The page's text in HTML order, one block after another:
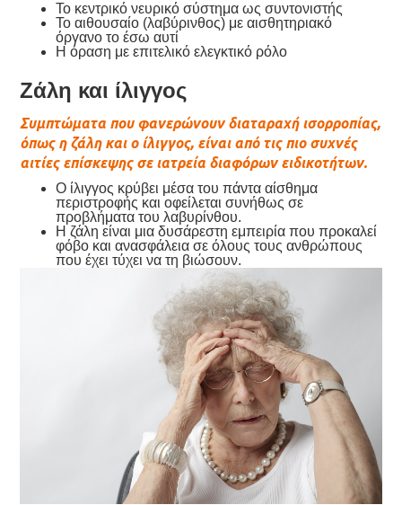
Το κεντρικό νευρικό σύστημα ως συντονιστής
Το αιθουσαίο (λαβύρινθος) με αισθητηριακό
όργανο το έσω αυτί
Η όραση με επιτελικό ελεγκτικό ρόλο
Ζάλη και ίλιγγος
Συμπτώματα που φανερώνουν διαταραχή ισορροπίας,
όπως η ζάλη και ο ίλιγγος, είναι από τις πιο συχνές
αιτίες επίσκεψης σε ιατρεία διαφόρων ειδικοτήτων.
Ο ίλιγγος κρύβει μέσα του πάντα αίσθημα
περιστροφής και οφείλεται συνήθως σε
προβλήματα του λαβυρίνθου.
Η ζάλη είναι μια δυσάρεστη εμπειρία που προκαλεί
φόβο και ανασφάλεια σε όλους τους ανθρώπους
που έχει τύχει να τη βιώσουν.